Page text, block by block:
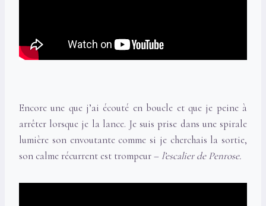
Encore une que j’ai écouté en boucle et que je peine à
arrêter lorsque je la lance. Je suis prise dans une spirale
lumière son envoutante comme si je cherchais la sortie,
son calme récurrent est trompeur – l’escalier de Penrose.